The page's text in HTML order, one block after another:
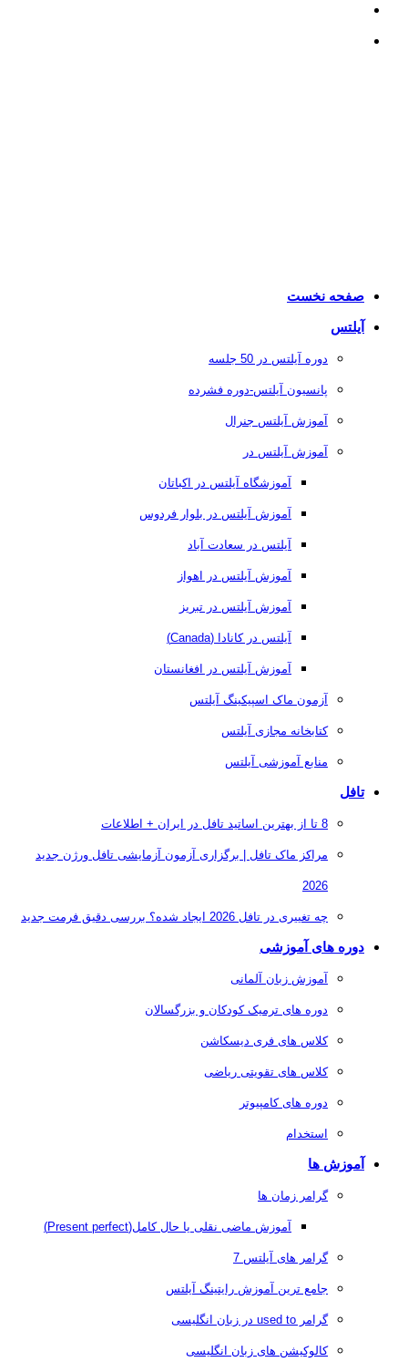
صفحه نخست
آیلتس
دوره آیلتس در 50 جلسه
پانسیون آیلتس-دوره فشرده
آموزش آیلتس جنرال
آموزش آیلتس در
آموزشگاه آیلتس در اکباتان
آموزش آیلتس در بلوار فردوس
آیلتس در سعادت آباد
آموزش آیلتس در اهواز
آموزش آیلتس در تبریز
آیلتس در کانادا (Canada)
آموزش آیلتس در افغانستان
آزمون ماک اسپیکینگ آیلتس
کتابخانه مجازی آیلتس
منابع آموزشی آیلتس
تافل
8 تا از بهترین اساتید تافل در ایران + اطلاعات
مراکز ماک تافل | برگزاری آزمون آزمایشی تافل ورژن جدید
2026
چه تغییری در تافل 2026 ایجاد شده؟ بررسی دقیق فرمت جدید
دوره های آموزشی
آموزش زبان آلمانی
دوره های ترمیک کودکان و بزرگسالان
کلاس های فری دیسکاشن
کلاس های تقویتی ریاضی
دوره های کامپیوتر
استخدام
آموزش ها
گرامر زمان ها
آموزش ماضی نقلی یا حال کامل(Present perfect)
گرامر های آیلتس 7
جامع ترین آموزش رایتینگ آیلتس
گرامر used to در زبان انگلیسی
کالوکیشن های زبان انگلیسی